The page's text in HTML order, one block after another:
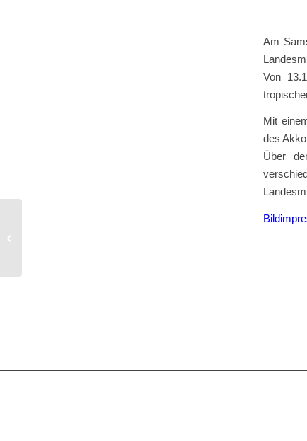
Am
Von
Mit
des
Über